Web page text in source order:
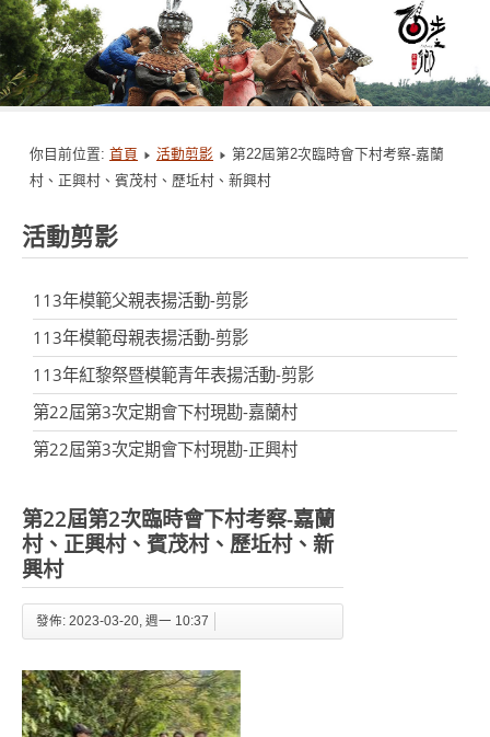
你目前位置: 首頁 活動剪影
第22屆第2次臨時會下村考察-嘉蘭
村、正興村、賓茂村、歷坵村、新興村
活動剪影
113年模範父親表揚活動-剪影
113年模範母親表揚活動-剪影
113年紅黎祭暨模範青年表揚活動-剪影
第22屆第3次定期會下村現勘-嘉蘭村
第22屆第3次定期會下村現勘-正興村
第22屆第2次臨時會下村考察-嘉蘭
村、正興村、賓茂村、歷坵村、新
興村
發佈: 2023-03-20, 週一 10:37